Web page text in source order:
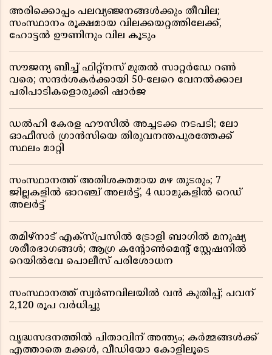
അരിക്കൊപ്പം പലവ്യഞ്ജനങ്ങൾക്കും തീവില;
സംസ്ഥാനം രൂക്ഷമായ വിലക്കയറ്റത്തിലേക്ക്,
ഹോട്ടൽ ഊണിനും വില കൂടും
സൗജന്യ ബീച്ച് ഫിറ്റ്നസ് മുതൽ സാറ്റർഡേ റൺ
വരെ; സന്ദർശകർക്കായി 50-ലേറെ വേനൽക്കാല
പരിപാടികളൊരുക്കി ഷാർജ
ഡൽഹി കേരള ഹൗസിൽ അച്ചടക്ക നടപടി; ലോ
ഓഫീസർ ഗ്രാൻസിയെ തിരുവനന്തപുരത്തേക്ക്
സ്ഥലം മാറ്റി
സംസ്ഥാനത്ത് അതിശക്തമായ മഴ തുടരും; 7
ജില്ലകളിൽ ഓറഞ്ച് അലർട്ട്, 4 ഡാമുകളിൽ റെഡ്
അലർട്ട്
തമിഴ്‌നാട് എക്സ്പ്രസിൽ ട്രോളി ബാഗിൽ മനുഷ്യ
ശരീരഭാഗങ്ങൾ; ആഗ്ര കൻ്റോൺമെൻ്റ് സ്റ്റേഷനിൽ
റെയിൽവേ പൊലീസ് പരിശോധന
സംസ്ഥാനത്ത് സ്വര്‍ണവിലയില്‍ വന്‍ കുതിപ്പ്; പവന്
2,120 രൂപ വര്‍ധിച്ചു
വൃദ്ധസദനത്തിൽ പിതാവിന് അന്ത്യം; കർമ്മങ്ങൾക്ക്
എത്താതെ മക്കൾ, വീഡിയോ കോളിലൂടെ